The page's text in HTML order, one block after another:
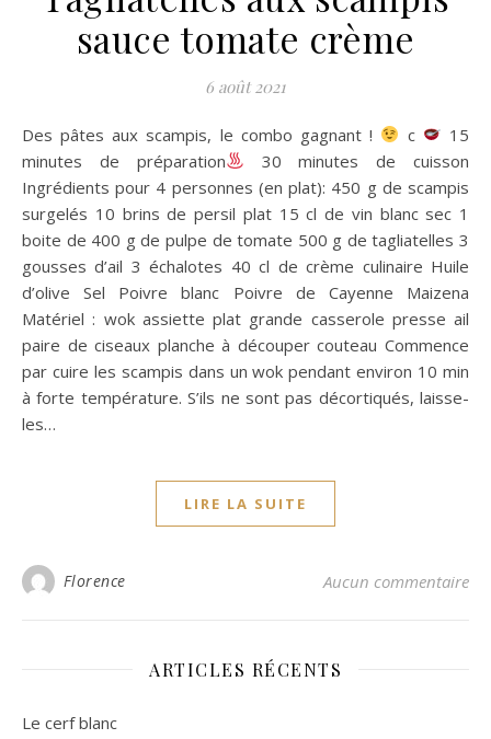
sauce tomate crème
6 août 2021
Des pâtes aux scampis, le combo gagnant ! c
15
minutes de préparation
30 minutes de cuisson
Ingrédients pour 4 personnes (en plat): 450 g de scampis
surgelés 10 brins de persil plat 15 cl de vin blanc sec 1
boite de 400 g de pulpe de tomate 500 g de tagliatelles 3
gousses d’ail 3 échalotes 40 cl de crème culinaire Huile
d’olive Sel Poivre blanc Poivre de Cayenne Maizena
Matériel : wok assiette plat grande casserole presse ail
paire de ciseaux planche à découper couteau Commence
par cuire les scampis dans un wok pendant environ 10 min
à forte température. S’ils ne sont pas décortiqués, laisse-
les…
LIRE LA SUITE
Florence Aucun commentaire
ARTICLES RÉCENTS
Le cerf blanc